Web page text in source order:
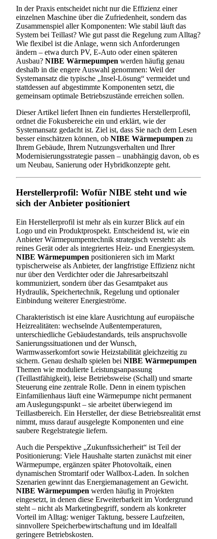
In der Praxis entscheidet nicht nur die Effizienz einer
einzelnen Maschine über die Zufriedenheit, sondern das
Zusammenspiel aller Komponenten: Wie stabil läuft das
System bei Teillast? Wie gut passt die Regelung zum Alltag?
Wie flexibel ist die Anlage, wenn sich Anforderungen
ändern – etwa durch PV, E-Auto oder einen späteren
Ausbau? NIBE Wärmepumpen werden häufig genau
deshalb in die engere Auswahl genommen: Weil der
Systemansatz die typische „Insel-Lösung“ vermeidet und
stattdessen auf abgestimmte Komponenten setzt, die
gemeinsam optimale Betriebszustände erreichen sollen.
Dieser Artikel liefert Ihnen ein fundiertes Herstellerprofil,
ordnet die Fokusbereiche ein und erklärt, wie der
Systemansatz gedacht ist. Ziel ist, dass Sie nach dem Lesen
besser einschätzen können, ob NIBE Wärmepumpen zu
Ihrem Gebäude, Ihrem Nutzungsverhalten und Ihrer
Modernisierungsstrategie passen – unabhängig davon, ob es
um Neubau, Sanierung oder Hybridkonzepte geht.
Herstellerprofil: Wofür NIBE steht und wie
sich der Anbieter positioniert
Ein Herstellerprofil ist mehr als ein kurzer Blick auf ein
Logo und ein Produktprospekt. Entscheidend ist, wie ein
Anbieter Wärmepumpentechnik strategisch versteht: als
reines Gerät oder als integriertes Heiz- und Energiesystem.
NIBE Wärmepumpen positionieren sich im Markt
typischerweise als Anbieter, der langfristige Effizienz nicht
nur über den Verdichter oder die Jahresarbeitszahl
kommuniziert, sondern über das Gesamtpaket aus
Hydraulik, Speichertechnik, Regelung und optionaler
Einbindung weiterer Energieströme.
Charakteristisch ist eine klare Ausrichtung auf europäische
Heizrealitäten: wechselnde Außentemperaturen,
unterschiedliche Gebäudestandards, teils anspruchsvolle
Sanierungssituationen und der Wunsch,
Warmwasserkomfort sowie Heizstabilität gleichzeitig zu
sichern. Genau deshalb spielen bei NIBE Wärmepumpen
Themen wie modulierte Leistungsanpassung
(Teillastfähigkeit), leise Betriebsweise (Schall) und smarte
Steuerung eine zentrale Rolle. Denn in einem typischen
Einfamilienhaus läuft eine Wärmepumpe nicht permanent
am Auslegungspunkt – sie arbeitet überwiegend im
Teillastbereich. Ein Hersteller, der diese Betriebsrealität ernst
nimmt, muss darauf ausgelegte Komponenten und eine
saubere Regelstrategie liefern.
Auch die Perspektive „Zukunftssicherheit“ ist Teil der
Positionierung: Viele Haushalte starten zunächst mit einer
Wärmepumpe, ergänzen später Photovoltaik, einen
dynamischen Stromtarif oder Wallbox-Laden. In solchen
Szenarien gewinnt das Energiemanagement an Gewicht.
NIBE Wärmepumpen werden häufig in Projekten
eingesetzt, in denen diese Erweiterbarkeit im Vordergrund
steht – nicht als Marketingbegriff, sondern als konkreter
Vorteil im Alltag: weniger Taktung, bessere Laufzeiten,
sinnvollere Speicherbewirtschaftung und im Idealfall
geringere Betriebskosten.